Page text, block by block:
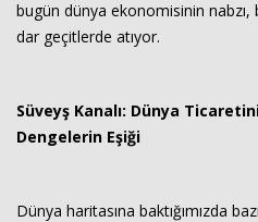
bugün dünya ekonomisinin nabzı,
dar geçitlerde atıyor.
Süveyş Kanalı: Dünya
Dengelerin Eşiği
Dünya haritasına baktığımızda